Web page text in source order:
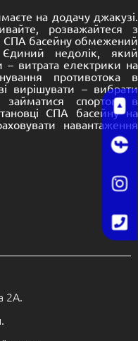
на додачу джакузі.
розважайтеся з
СПА басейну обмежений
Єдиний недолік, який
– витрата електрики на
противотока в
вирішувати – вибрати
спортом в
СПА басейну на
навантаження
2А.